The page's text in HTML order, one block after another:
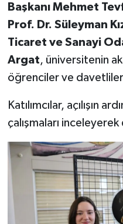
Başkanı Mehmet
Prof. Dr. Süleyman
Ticaret ve Sanayi
Argat, üniversitenin
öğrenciler ve davetliler
Katılımcılar, açılışın
çalışmaları